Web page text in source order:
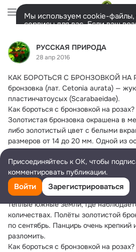
РУССКАЯ ПРИРОДА
28 апр 2016
КАК БОРОТЬСЯ С БРОНЗОВКОЙ НА
бронзовка (лат. Cetonia aurata) —
пластинчатоусых (Scarabaeidae).
Как бороться с бронзовкой на розах?
Золотистая бронзовка окрашена в
либо золотистый цвет с белыми
размеров от 14 до 20 мм. Одной из
её способ летать. В отличие от
жуков, золотистая бронзовка не
выпускает крылья из-под них по
Золотистая бронзовка
исключением горных регионов.
тёплые южные земли, где
количествах. Полёты золотистой
по сентябрь. Панцирь очень крепкий
разломить.
Как бороться с бронзовкой на розах?
Мы используем cookie-файлы,
сервисы для вас. Если ваш
представитель.
Разрешить все Настроить
Лента Участники
Дополнительная
колонка
Всё3 224 Обсуждаемые
Присоединяйтесь к ОК, чтобы
комментировать публикации.
Войти Зарегистрироваться